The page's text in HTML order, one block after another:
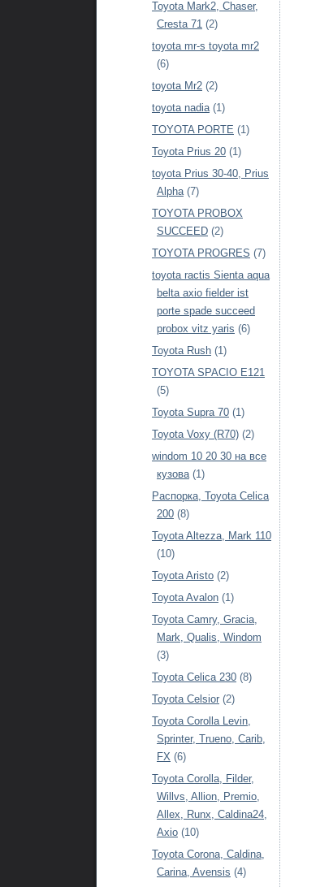
Toyota Mark2, Chaser,
Cresta 71 (2)
toyota mr-s toyota mr2
(6)
toyota Mr2 (2)
toyota nadia (1)
TOYOTA PORTE (1)
Toyota Prius 20 (1)
toyota Prius 30-40, Prius
Alpha (7)
TOYOTA PROBOX
SUCCEED (2)
TOYOTA PROGRES (7)
toyota ractis Sienta aqua
belta axio fielder ist
porte spade succeed
probox vitz yaris (6)
Toyota Rush (1)
TOYOTA SPACIO E121
(5)
Toyota Supra 70 (1)
Toyota Voxy (R70) (2)
windom 10 20 30 на все
кузова (1)
Распорка, Toyota Celica
200 (8)
Toyota Altezza, Mark 110
(10)
Toyota Aristo (2)
Toyota Avalon (1)
Toyota Camry, Gracia,
Mark, Qualis, Windom
(3)
Toyota Celica 230 (8)
Toyota Celsior (2)
Toyota Corolla Levin,
Sprinter, Trueno, Carib,
FX (6)
Toyota Corolla, Filder,
Willvs, Allion, Premio,
Allex, Runx, Caldina24,
Axio (10)
Toyota Corona, Caldina,
Carina, Avensis (4)